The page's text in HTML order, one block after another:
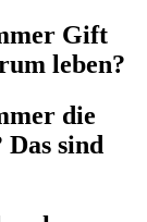
Gift
leben?
die
sind